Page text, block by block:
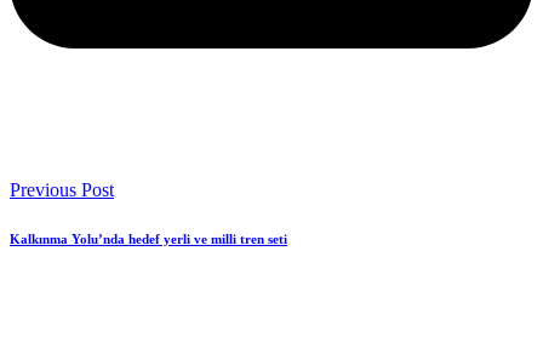
Previous Post
Kalkınma Yolu’nda hedef yerli ve milli tren seti